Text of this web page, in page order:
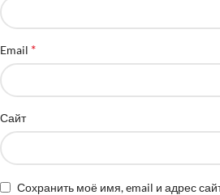
Email *
Сайт
Сохранить моё имя, email и адрес